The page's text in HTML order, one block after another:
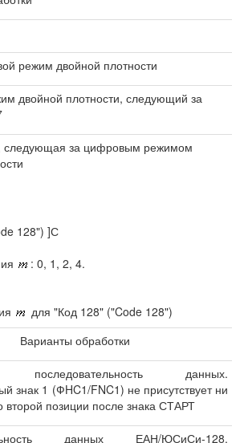
режим двойной плотности
двойной плотности, следующий за
следующая за цифровым режимом
128") ]С
: 0, 1, 2, 4.
для "Код 128" ("Code 128")
Варианты обработки
последовательность данных.
знак 1 (ФHC1/FNC1) не присутствует ни
второй позиции после знака СТАРТ
данных ЕАН/ЮСиСи-128.